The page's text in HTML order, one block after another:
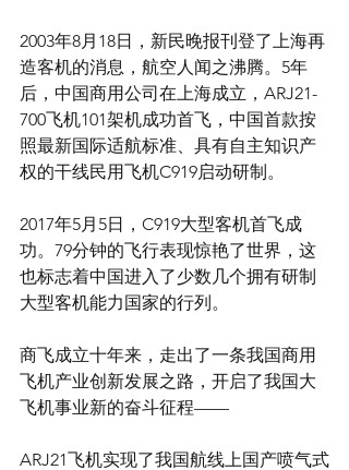
2003年8月18日，新民晚报刊登了上海再
造客机的消息，航空人闻之沸腾。5年
后，中国商用公司在上海成立，ARJ21-
700飞机101架机成功首飞，中国首款按
照最新国际适航标准、具有自主知识产
权的干线民用飞机C919启动研制。
2017年5月5日，C919大型客机首飞成
功。79分钟的飞行表现惊艳了世界，这
也标志着中国进入了少数几个拥有研制
大型客机能力国家的行列。
商飞成立十年来，走出了一条我国商用
飞机产业创新发展之路，开启了我国大
飞机事业新的奋斗征程——
ARJ21飞机实现了我国航线上国产喷气式